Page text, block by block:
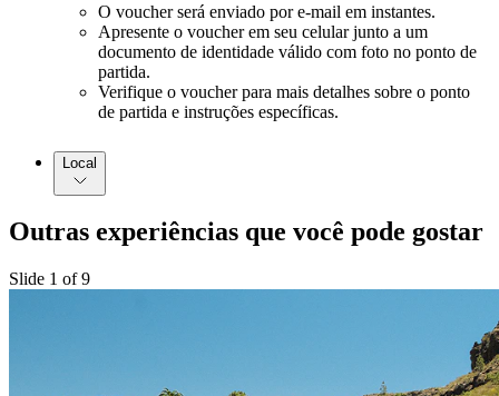
O voucher será enviado por e-mail em instantes.
Apresente o voucher em seu celular junto a um
documento de identidade válido com foto no ponto de
partida.
Verifique o voucher para mais detalhes sobre o ponto
de partida e instruções específicas.
Local
Outras experiências que você pode gostar
Slide 1 of 9